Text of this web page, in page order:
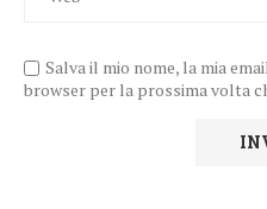
Salva il mio nome, la mia
browser per la prossima volta